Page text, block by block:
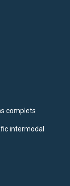
complets
intermodal